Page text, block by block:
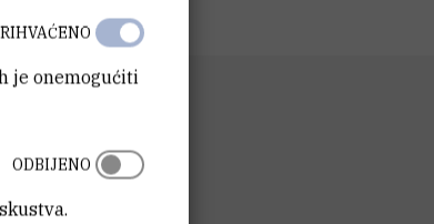
je onemogućiti
ODBIJENO